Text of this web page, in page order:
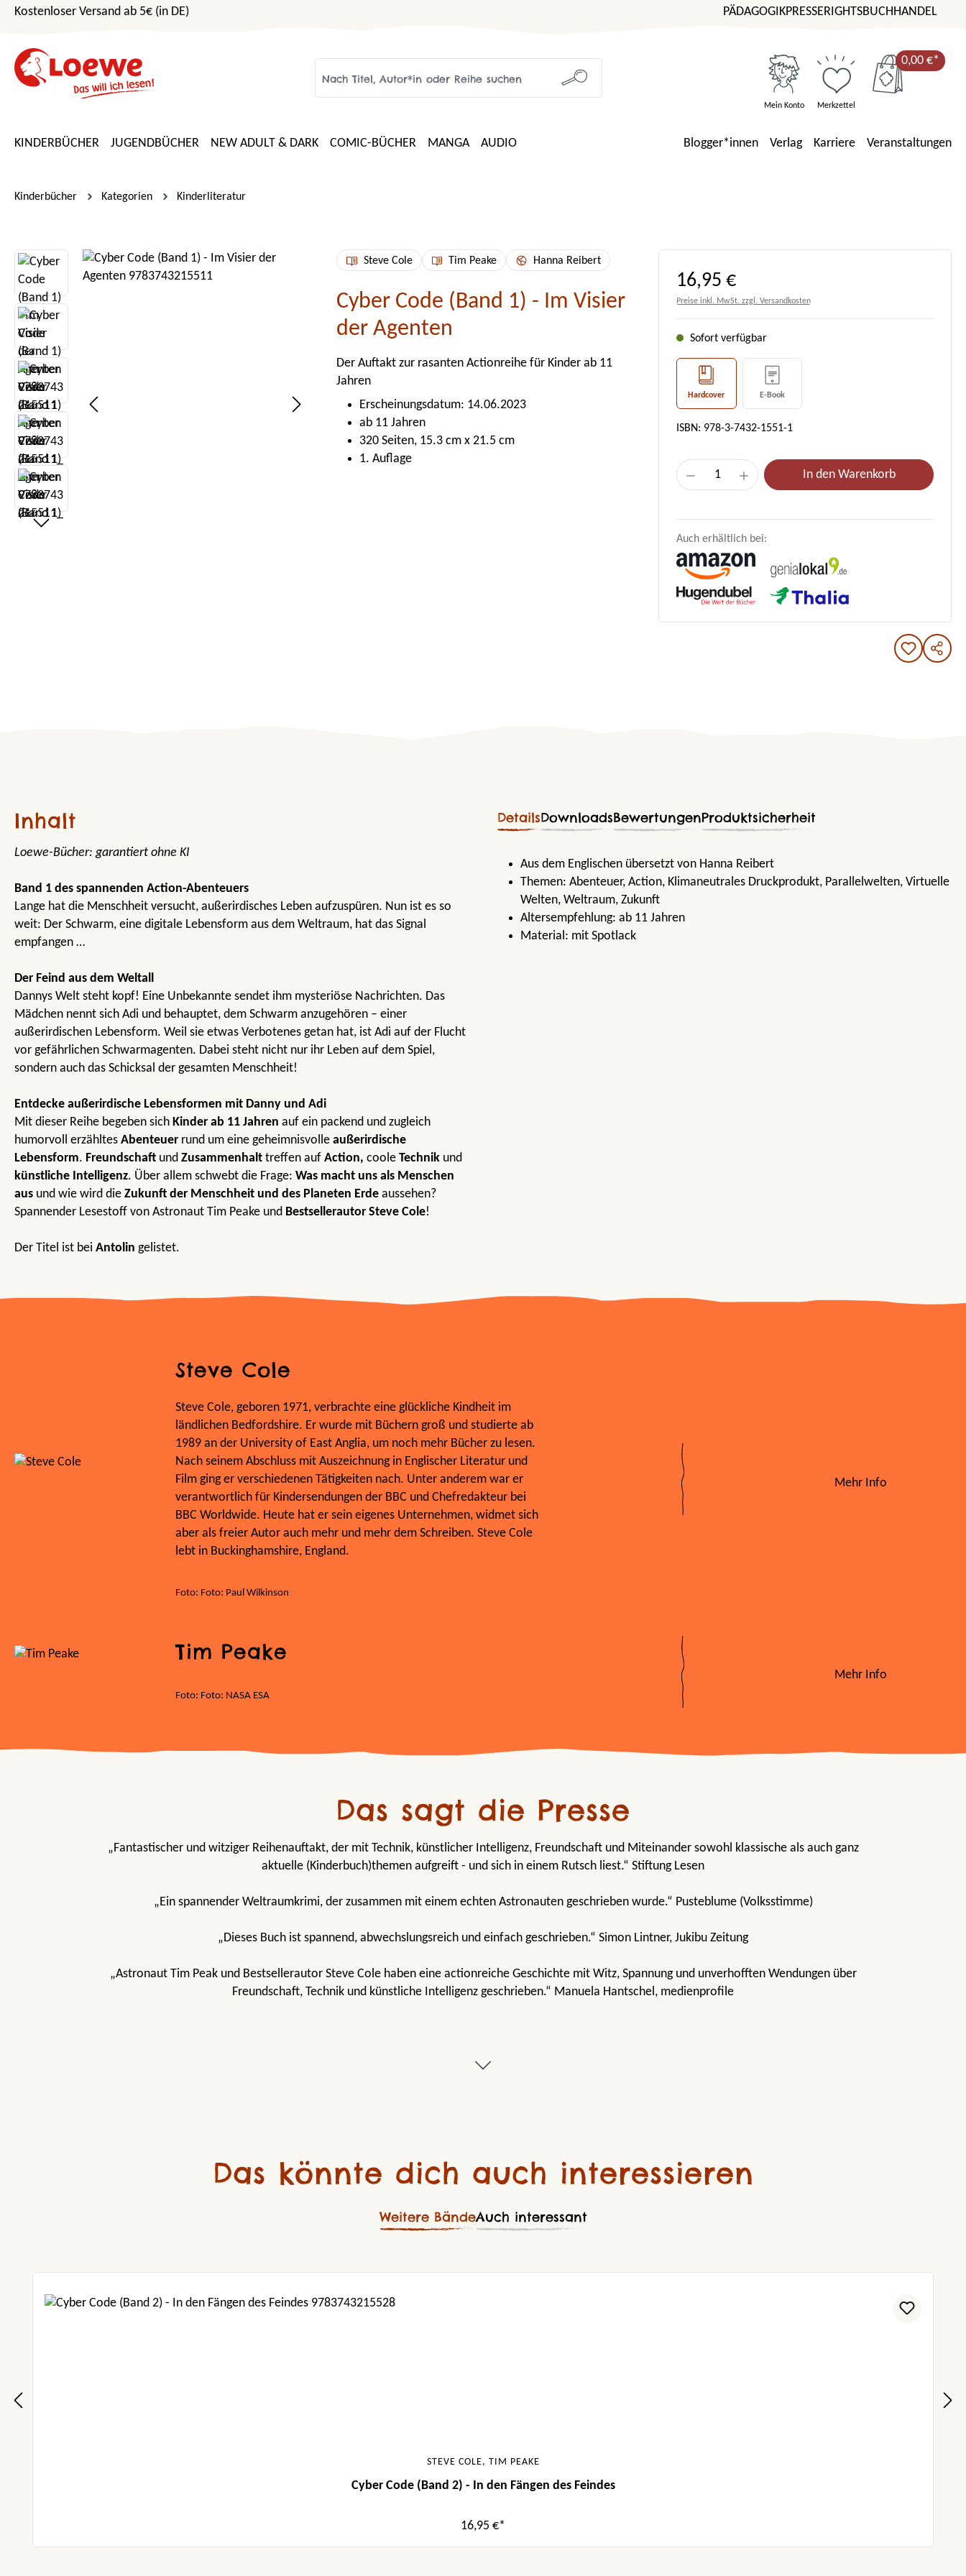
Hauptinhalt springen
Zur Suche springen
Zur Hauptnavigation springen
Kostenloser Versand ab 5€ (in DE) PÄDAGOGIKPRESSERIGHTSBUCHHANDEL
Mein Konto Merkzettel
0,00 €*
KINDERBÜCHER JUGENDBÜCHER NEW ADULT & DARK COMIC-BÜCHER MANGA AUDIO Blogger*innen Verlag Karriere Veranstaltungen
Kinderbücher Kategorien Kinderliteratur
Bildergalerie überspringen Steve Cole Tim Peake Hanna Reibert
Cyber Code (Band 1) - Im Visier
der Agenten
Der Auftakt zur rasanten Actionreihe für Kinder ab 11
Jahren
Erscheinungsdatum: 14.06.2023
ab 11 Jahren
320 Seiten, 15.3 cm x 21.5 cm
1. Auflage
Regulärer Preis:
16,95 €
Preise inkl. MwSt. zzgl. Versandkosten
Sofort verfügbar
Hardcover E-Book
ISBN: 978-3-7432-1551-1
Produkt Anzahl: Gib den gewünschten
In den Warenkorb
Auch erhältlich bei:
Inhalt
Loewe-Bücher: garantiert ohne KI
Band 1 des spannenden Action-Abenteuers
Lange hat die Menschheit versucht, außerirdisches Leben aufzuspüren. Nun ist es so
weit: Der Schwarm, eine digitale Lebensform aus dem Weltraum, hat das Signal
empfangen …
Der Feind aus dem Weltall
Dannys Welt steht kopf! Eine Unbekannte sendet ihm mysteriöse Nachrichten. Das
Mädchen nennt sich Adi und behauptet, dem Schwarm anzugehören – einer
außerirdischen Lebensform. Weil sie etwas Verbotenes getan hat, ist Adi auf der Flucht
vor gefährlichen Schwarmagenten. Dabei steht nicht nur ihr Leben auf dem Spiel,
sondern auch das Schicksal der gesamten Menschheit!
Entdecke außerirdische Lebensformen mit Danny und Adi
Mit dieser Reihe begeben sich Kinder ab 11 Jahren auf ein packend und zugleich
humorvoll erzähltes Abenteuer rund um eine geheimnisvolle außerirdische
Lebensform. Freundschaft und Zusammenhalt treffen auf Action, coole Technik und
künstliche Intelligenz. Über allem schwebt die Frage: Was macht uns als Menschen
aus und wie wird die Zukunft der Menschheit und des Planeten Erde aussehen?
Spannender Lesestoff von Astronaut Tim Peake und Bestsellerautor Steve Cole!
Der Titel ist bei Antolin gelistet.
DetailsDownloadsBewertungenProduktsicherheit
Aus dem Englischen übersetzt von Hanna Reibert
Themen: Abenteuer, Action, Klimaneutrales Druckprodukt, Parallelwelten, Virtuelle
Welten, Weltraum, Zukunft
Altersempfehlung: ab 11 Jahren
Material: mit Spotlack
Steve Cole
Steve Cole, geboren 1971, verbrachte eine glückliche Kindheit im
ländlichen Bedfordshire. Er wurde mit Büchern groß und studierte ab
1989 an der University of East Anglia, um noch mehr Bücher zu lesen.
Nach seinem Abschluss mit Auszeichnung in Englischer Literatur und
Film ging er verschiedenen Tätigkeiten nach. Unter anderem war er
verantwortlich für Kindersendungen der BBC und Chefredakteur bei
BBC Worldwide. Heute hat er sein eigenes Unternehmen, widmet sich
aber als freier Autor auch mehr und mehr dem Schreiben. Steve Cole
lebt in Buckinghamshire, England.
Foto: Foto: Paul Wilkinson
Mehr Info
Tim Peake
Foto: Foto: NASA ESA
Mehr Info
Das sagt die Presse
„Fantastischer und witziger Reihenauftakt, der mit Technik, künstlicher Intelligenz, Freundschaft und Miteinander sowohl klassische als auch ganz
aktuelle (Kinderbuch)themen aufgreift - und sich in einem Rutsch liest.“ Stiftung Lesen
„Ein spannender Weltraumkrimi, der zusammen mit einem echten Astronauten geschrieben wurde.“ Pusteblume (Volksstimme)
„Dieses Buch ist spannend, abwechslungsreich und einfach geschrieben.“ Simon Lintner, Jukibu Zeitung
„Astronaut Tim Peak und Bestsellerautor Steve Cole haben eine actionreiche Geschichte mit Witz, Spannung und unverhofften Wendungen über
Freundschaft, Technik und künstliche Intelligenz geschrieben.“ Manuela Hantschel, medienprofile
Das könnte dich auch interessieren
Weitere BändeAuch interessant
STEVE COLE, TIM PEAKE
Cyber Code (Band 2) - In den Fängen des Feindes
16,95 €*